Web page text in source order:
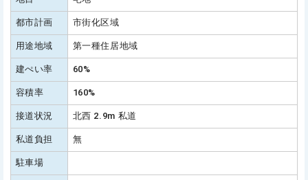
都市計画 市街化区域
用途地域 第一種住居地域
建ぺい率 60%
容積率 160%
接道状況 北西 2.9m 私道
私道負担 無
駐車場